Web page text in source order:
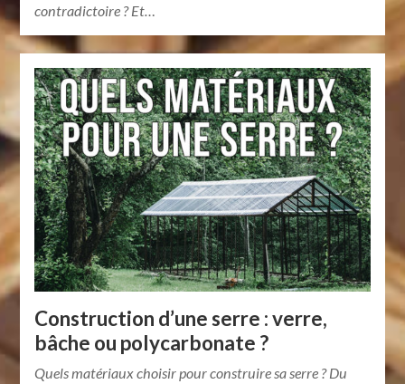
contradictoire ? Et…
Construction d’une serre : verre,
bâche ou polycarbonate ?
Quels matériaux choisir pour construire sa serre ? Du